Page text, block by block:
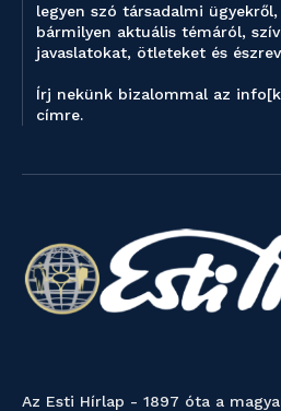
legyen szó társadalmi
bármilyen aktuális témáról,
javaslatokat, ötleteket és
Írj nekünk bizalommal az
címre.
Az Esti Hírlap - 1897 óta a